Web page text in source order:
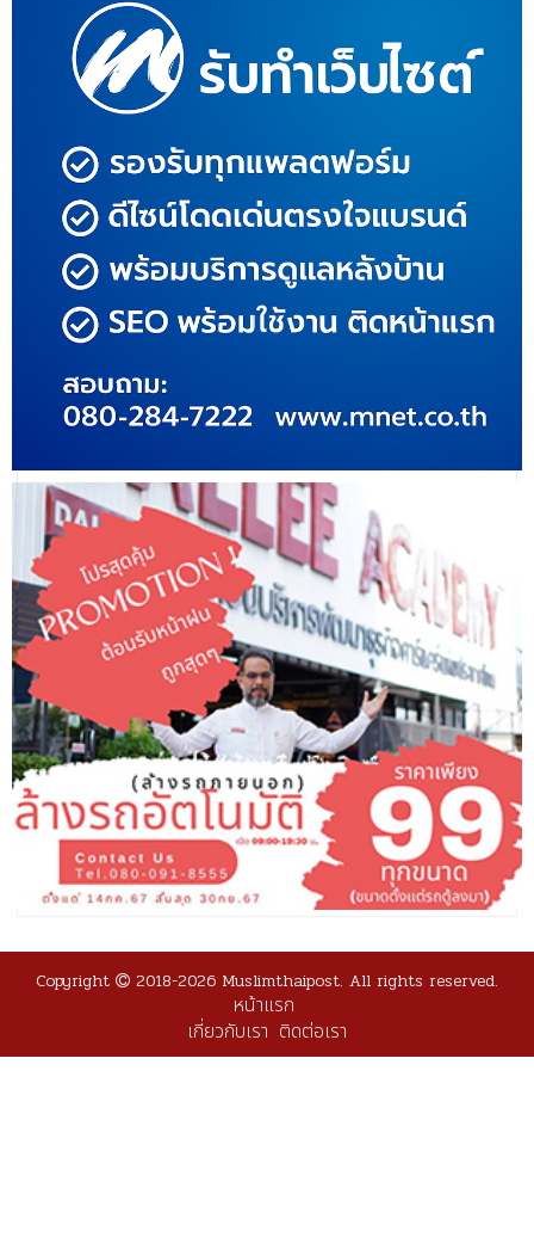
Copyright 2018-2026 Muslimthaipost. All rights reserved.
หน้าแรก
เกี่ยวกับเรา ติดต่อเรา